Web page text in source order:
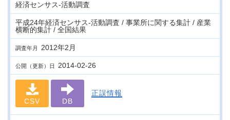
経済センサス‐活動調査
平成24年経済センサス‐活動調査 / 事業所に関する集計 / 産業
横断的集計 / 全国結果
調査年月 2012年2月
公開（更新）日 2014-02-26
CSV DB
正誤情報